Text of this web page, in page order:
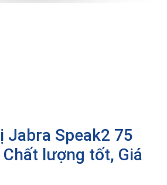
Jabra Speak2 75
Chất lượng tốt, Giá